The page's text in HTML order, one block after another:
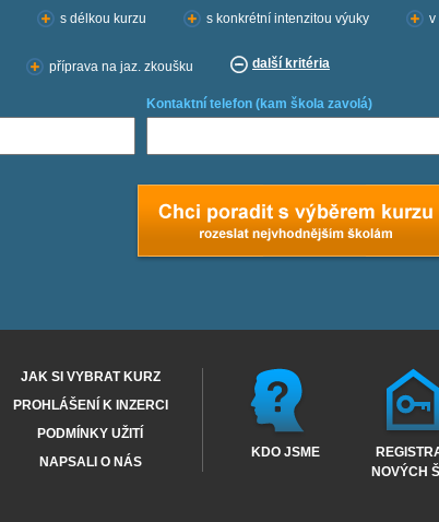
s délkou kurzu s konkrétní intenzitou výuky v
příprava na jaz. zkoušku další kritéria
Kontaktní telefon (kam škola zavolá)
JAK SI VYBRAT KURZ
PROHLÁŠENÍ K INZERCI
PODMÍNKY UŽITÍ
NAPSALI O NÁS
KDO JSME
NOVÝCH